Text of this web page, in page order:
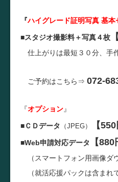
『ハイグレード証明写真 基本
■スタジオ撮影料＋写真４枚
仕上がりは最短３０分、手
ご予約はこちら⇒ 072-
『オプション』
■ＣＤデータ （JPEG） 【550
■Web申請対応データ 【880
（スマートフォン用画像ダ
（就活応援パックは含まれ